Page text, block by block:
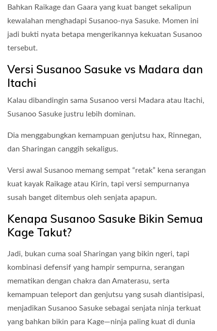
Bahkan Raikage dan Gaara yang kuat banget sekalipun
kewalahan menghadapi Susanoo-nya Sasuke. Momen ini
jadi bukti nyata betapa mengerikannya kekuatan Susanoo
tersebut.
Versi Susanoo Sasuke vs Madara dan
Itachi
Kalau dibandingin sama Susanoo versi Madara atau Itachi,
Susanoo Sasuke justru lebih dominan.
Dia menggabungkan kemampuan genjutsu hax, Rinnegan,
dan Sharingan canggih sekaligus.
Versi awal Susanoo memang sempat “retak” kena serangan
kuat kayak Raikage atau Kirin, tapi versi sempurnanya
susah banget ditembus oleh senjata apapun.
Kenapa Susanoo Sasuke Bikin Semua
Kage Takut?
Jadi, bukan cuma soal Sharingan yang bikin ngeri, tapi
kombinasi defensif yang hampir sempurna, serangan
mematikan dengan chakra dan Amaterasu, serta
kemampuan teleport dan genjutsu yang susah diantisipasi,
menjadikan Susanoo Sasuke sebagai senjata ninja terkuat
yang bahkan bikin para Kage—ninja paling kuat di dunia